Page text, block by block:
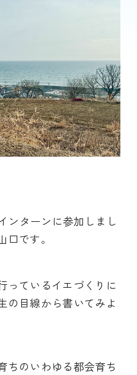
ンターンに参加しまし
です。
っているイエづくりに
の目線から書いてみよ
ちのいわゆる都会育ち